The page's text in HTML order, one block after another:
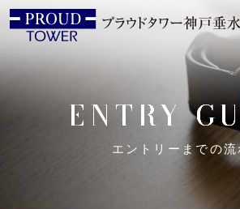
ENTRY
エントリーまでの流